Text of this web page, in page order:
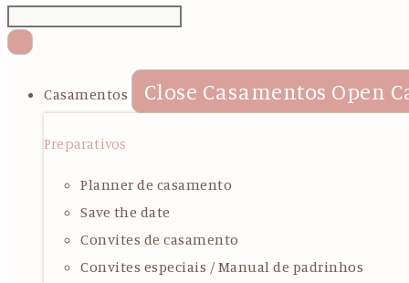
Casamentos Close Casamentos Open
Preparativos
Planner de casamento
Save the date
Convites de casamento
Convites especiais / Manual de padrinhos